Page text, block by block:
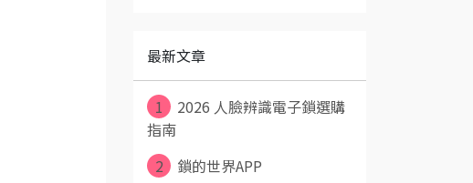
最新文章
1
2026 人臉辨識電子鎖選購
指南
2
鎖的世界APP